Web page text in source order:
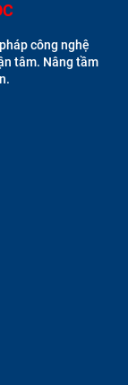
công nghệ
tâm. Nâng tầm